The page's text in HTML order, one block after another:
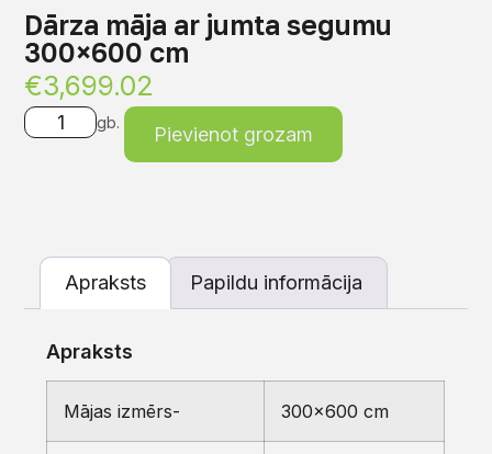
Dārza māja ar jumta segumu
300×600 cm
€3,699.02
gb.
Pievienot grozam
Apraksts Papildu informācija
Apraksts
Mājas izmērs- 300×600 cm